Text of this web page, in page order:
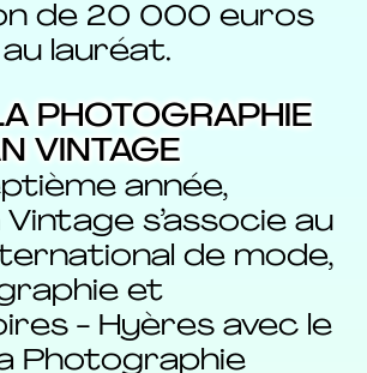
de 20 000 euros
lauréat.
PHOTOGRAPHIE
VINTAGE
année,
s’associe au
de mode,
et
- Hyères avec le
Photographie